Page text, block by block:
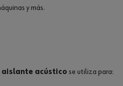
y más.
aislante acústico se utiliza para: